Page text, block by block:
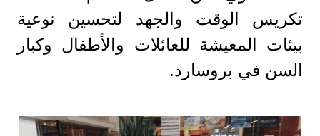
تكريس الوقت والجهد لتحسين نوعية
بيئات المعيشة للعائلات والأطفال وكبار
السن في بروسارد.